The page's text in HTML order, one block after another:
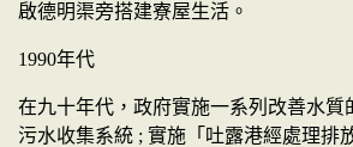
啟德明渠旁搭建寮屋生活 。
1990年代
在九十年代，政府實施一系列改善水
污水收集系統 ; 實施「吐露港經處理排